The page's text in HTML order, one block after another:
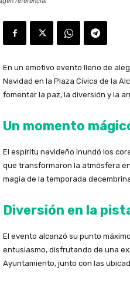
En un emotivo evento lleno de
Navidad en la Plaza Cívica de la
fomentar la paz, la diversión y la
Un momento
El espíritu navideño inundó los
que transformaron la atmósfera
magia de la temporada
Diversión en la
El evento alcanzó su punto
entusiasmo, disfrutando de una
Ayuntamiento, junto con las